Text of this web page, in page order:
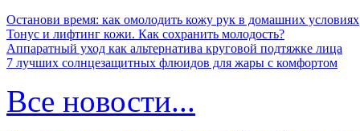
Останови время: как омолодить кожу рук в домашних условиях
Тонус и лифтинг кожи. Как сохранить молодость?
Аппаратный уход как альтернатива круговой подтяжке лица
7 лучших солнцезащитных флюидов для жары с комфортом
Все новости...